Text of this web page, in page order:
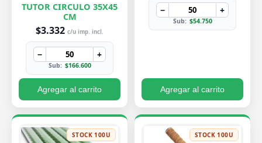
TUTOR CIRCULO 35X45
CM
$3.332 c/u imp. incl.
− +
Sub: $166.600
Agregar al carrito
− +
Sub: $54.750
Agregar al carrito
STOCK 100U STOCK 100U